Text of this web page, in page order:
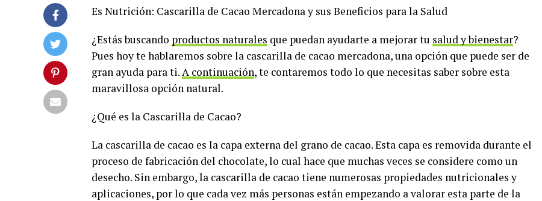
Es Nutrición: Cascarilla de Cacao Mercadona y sus Beneficios para la Salud
¿Estás buscando productos naturales que puedan ayudarte a mejorar tu salud y bienestar?
Pues hoy te hablaremos sobre la cascarilla de cacao mercadona, una opción que puede ser de
gran ayuda para ti. A continuación, te contaremos todo lo que necesitas saber sobre esta
maravillosa opción natural.
¿Qué es la Cascarilla de Cacao?
La cascarilla de cacao es la capa externa del grano de cacao. Esta capa es removida durante el
proceso de fabricación del chocolate, lo cual hace que muchas veces se considere como un
desecho. Sin embargo, la cascarilla de cacao tiene numerosas propiedades nutricionales y
aplicaciones, por lo que cada vez más personas están empezando a valorar esta parte de la